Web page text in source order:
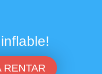
RENTAR